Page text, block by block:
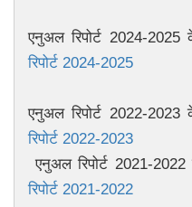
एनुअल रिपोर्ट 2024-
रिपोर्ट 2024-2025
एनुअल रिपोर्ट 2022-
रिपोर्ट 2022-2023
एनुअल रिपोर्ट 2021-
रिपोर्ट 2021-2022